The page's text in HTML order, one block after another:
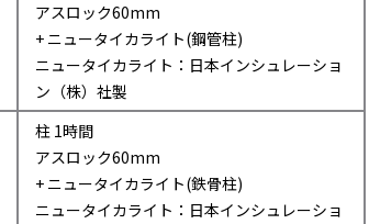
アスロック60mm
+ ニュータイカライト(鋼管柱)
ニュータイカライト：日本インシュレーショ
ン（株）社製
柱 1時間
アスロック60mm
+ ニュータイカライト(鉄骨柱)
ニュータイカライト：日本インシュレーショ